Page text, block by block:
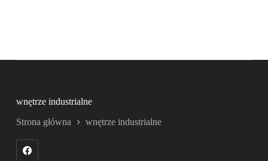
wnętrze industrialne
Strona główna wnętrze industrialne